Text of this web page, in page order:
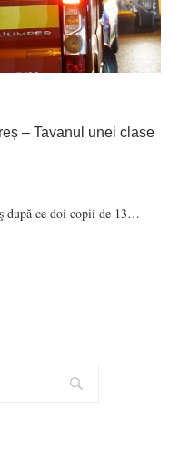
– Tavanul unei clase
după ce doi copii de 13…